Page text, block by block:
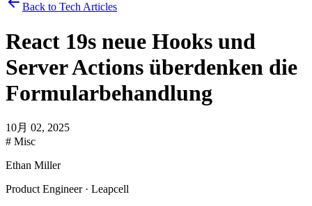
Back to Tech Articles
React 19s neue Hooks und
Server Actions überdenken die
Formularbehandlung
10月 02, 2025
# Misc
Ethan Miller
Product Engineer · Leapcell